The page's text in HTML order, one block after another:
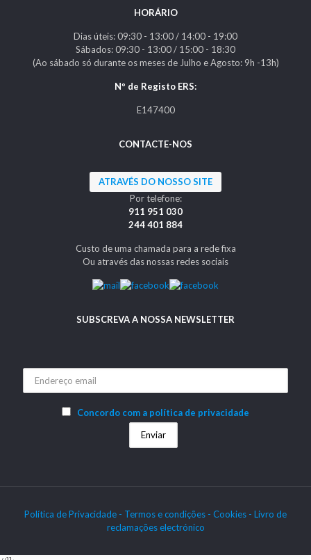
HORÁRIO
Dias úteis: 09:30 - 13:00 / 14:00 - 19:00
Sábados: 09:30 - 13:00 / 15:00 - 18:30
(Ao sábado só durante os meses de Julho e Agosto: 9h -13h)
Nº de Registo ERS:
E147400
CONTACTE-NOS
ATRAVÉS DO NOSSO SITE
Por telefone:
911 951 030
244 401 884
Custo de uma chamada para a rede fixa
Ou através das nossas redes sociais
SUBSCREVA A NOSSA NEWSLETTER
Concordo com a política de privacidade
Política de Privacidade - Termos e condições - Cookies - Livro de
reclamações electrónico